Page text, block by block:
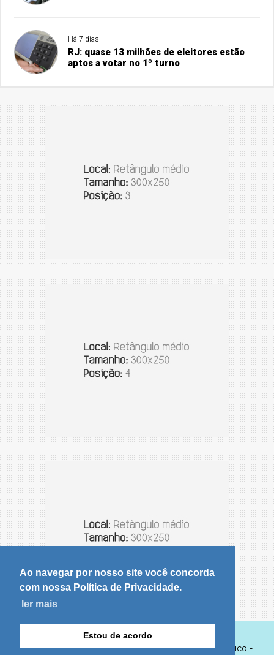
Ao navegar por nosso site você concorda
com nossa Política de Privacidade.
ler mais
Estou de acordo
Há 7 dias
RJ: quase 13 milhões de eleitores estão
aptos a votar no 1º turno
© Copyright 2026 - Portal de notícias Olhar Dinâmico -